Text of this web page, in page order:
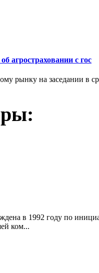
агростраховании с гос
рынку на заседании в
в 1992 году по
ком...